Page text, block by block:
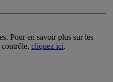
Pour en savoir plus sur les
cliquez ici.